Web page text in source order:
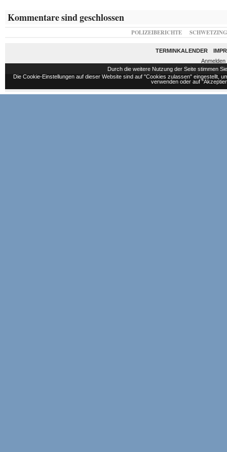
Kommentare sind geschlossen
POLIZEIBERICHTE
TERMINKALENDER
Anmelden
Durch die weitere Nutzung der Seite stimmen
Die Cookie-Einstellungen auf dieser Website sind auf "Cookies zulassen" eingestellt,
verwenden oder auf